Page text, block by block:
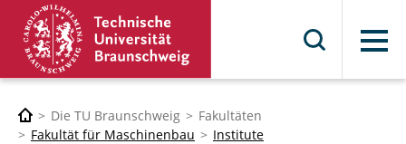
Menü
Die TU Braunschweig
Fakultäten
Fakultät für Maschinenbau
Institute